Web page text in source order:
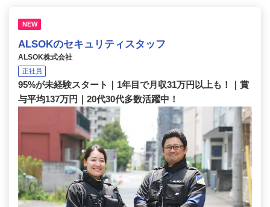
NEW
ALSOKのセキュリティスタッフ
ALSOK株式会社
正社員
95%が未経験スタート｜1年目で月収31万円以上も！｜賞
与平均137万円｜20代30代多数活躍中！